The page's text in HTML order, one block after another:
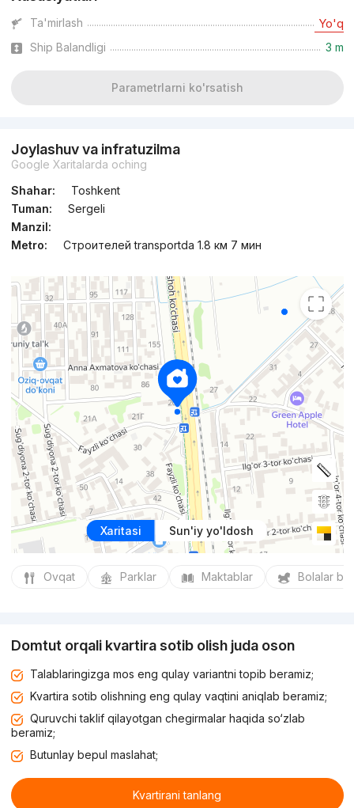
Ta'mirlash Yo'q
Ship Balandligi 3 m
Parametrlarni ko'rsatish
Joylashuv va infratuzilma
Google Xaritalarda oching
Shahar:
Toshkent
Tuman:
Sergeli
Manzil:
Metro:
Строителей transportda 1.8 км 7 мин
Xaritasi Sun'iy yo'ldosh
Ovqat Parklar Maktablar Bolalar
Domtut orqali kvartira sotib olish juda oson
Talablaringizga mos eng qulay variantni topib beramiz;
Kvartira sotib olishning eng qulay vaqtini aniqlab beramiz;
Quruvchi taklif qilayotgan chegirmalar haqida so‘zlab
beramiz;
Butunlay bepul maslahat;
Kvartirani tanlang